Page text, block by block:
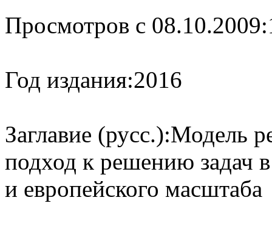
Просмотров с 08.10.2009:
Год издания:2016
Заглавие (русс.):Модель
подход к решению задач
и европейского масштаба